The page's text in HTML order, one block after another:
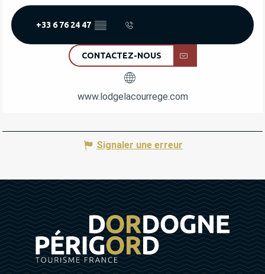
+33 6 76 24 47 ▒▒
CONTACTEZ-NOUS
www.lodgelacourrege.com
Signaler une erreur